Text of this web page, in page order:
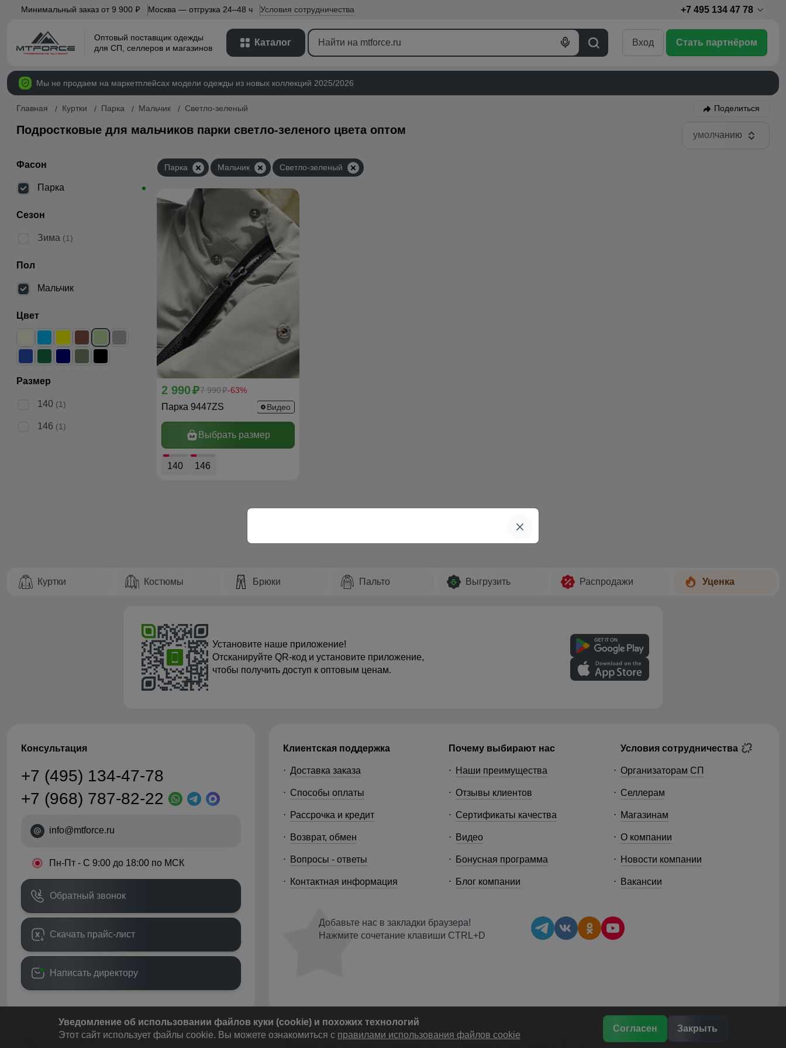
Уведомление об использовании файлов куки (cookie) и похожих технологий
Этот сайт использует файлы cookie. Вы можете ознакомиться с правилами использования файлов cookie
Согласен Закрыть
Минимальный заказ от 9 900 p Москва — отгрузка 24–48 ч Условия сотрудничества +7 495 134 47 78
Оптовый поставщик одежды
для СП, селлеров и магазинов
Каталог
Поиск
Голосовой
Вход Стать партнёром
Мы не продаем на маркетплейсах модели одежды из новых коллекций 2025/2026
Главная Куртки Парка Мальчик Светло-зеленый Поделиться
Подростковые для мальчиков парки светло-зеленого цвета оптом умолчанию
Фасон
Парка
Сезон
Зима (1)
Пол
Мальчик
Цвет
Размер
140 (1)
146 (1)
Парка Мальчик Светло-зеленый
2 990p7 990p-63%
Парка 9447ZS Видео
Выбрать размер
140 146
Куртки Костюмы Брюки Пальто Выгрузить Распродажи Уценка
Установите наше приложение!
Отсканируйте QR-код и установите приложение,
чтобы получить доступ к оптовым ценам.
Консультация
+7 (495) 134-47-78
+7 (968) 787-82-22
info@mtforce.ru
• Пн-Пт - С 9:00 до 18:00 по МСК
Обратный звонок
Скачать прайс-лист
Написать директору
Клиентская поддержка
Доставка заказа
Способы оплаты
Рассрочка и кредит
Возврат, обмен
Вопросы - ответы
Контактная информация
Почему выбирают нас
Наши преимущества
Отзывы клиентов
Сертификаты качества
Видео
Бонусная программа
Блог компании
Условия сотрудничества
Организаторам СП
Селлерам
Магазинам
О компании
Новости компании
Вакансии
Добавьте нас в закладки браузера!
Нажмите сочетание клавиши CTRL+D
© 2014-2026 ООО «МТФОРС ПЛЮС»